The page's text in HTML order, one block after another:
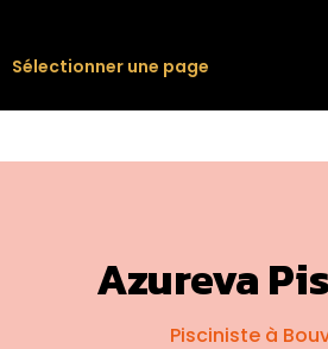
Sélectionner une page
Azureva
Pisciniste à